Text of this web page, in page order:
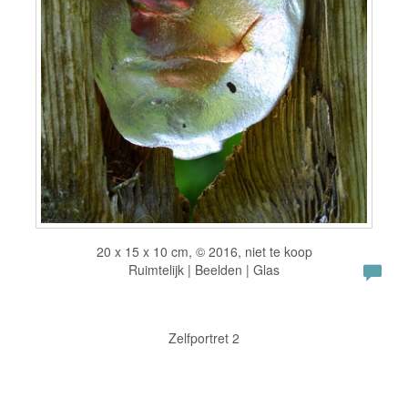
20 x 15 x 10 cm, © 2016, niet te koop
Ruimtelijk | Beelden | Glas
Zelfportret 2